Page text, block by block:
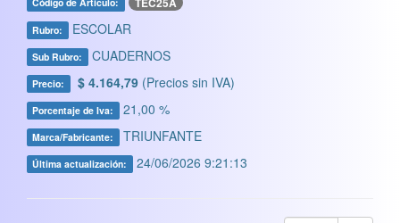
Rubro: ESCOLAR
Sub Rubro: CUADERNOS
Precio: $ 4.164,79 (Precios sin IVA)
Porcentaje de Iva: 21,00 %
Marca/Fabricante: TRIUNFANTE
Última actualización: 24/06/2026 9:21:13